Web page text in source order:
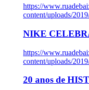
https://
content/uploads/
NIKE
https://
content/uploads/
20 anos de